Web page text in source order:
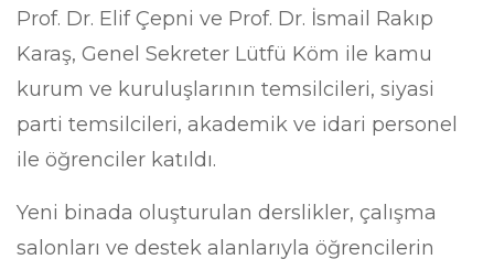
Prof. Dr. Elif Çepni ve Prof. Dr. İsmail Rakıp
Karaş, Genel Sekreter Lütfü Köm ile kamu
kurum ve kuruluşlarının temsilcileri, siyasi
parti temsilcileri, akademik ve idari personel
ile öğrenciler katıldı.
Yeni binada oluşturulan derslikler, çalışma
salonları ve destek alanlarıyla öğrencilerin